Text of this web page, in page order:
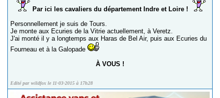
Par ici les cavaliers du département Indre et Loire !
Personnellement je suis de Tours.
Je monte aux Ecuries de la Vitrie actuellement, à Veretz.
J'ai monté il y a longtemps aux Haras de Bel Air, puis aux Ecuries du
Fourneau et à la Galopade
À VOUS !
Edité par wildfox le 11-03-2015 à 17h28